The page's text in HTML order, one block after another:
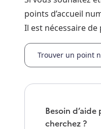
points d’accueil
Il est nécessaire de
Trouver un point
Besoin
cherchez ?